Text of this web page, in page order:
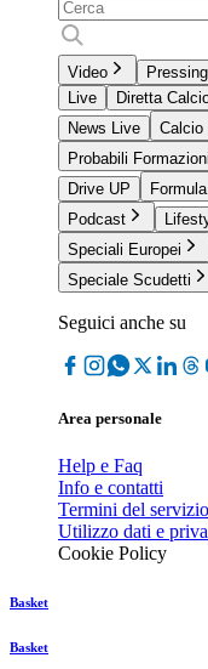
Video Pressing
Live
Diretta
News Live
Calcio
Probabili Formazioni
Drive UP
Podcast
Speciali Europei
Speciale Scudetti
Seguici anche su
Area personale
Help e Faq
Info e contatti
Termini del servizio
Utilizzo dati e
Cookie Policy
Basket
Basket